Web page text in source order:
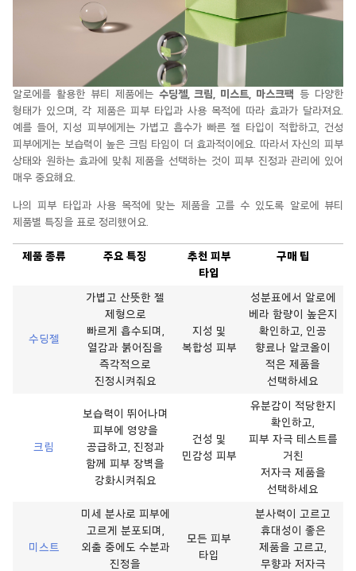
알로에를 활용한 뷰티 제품에는 수딩젤, 크림, 미스트 , 마스크팩 등 다양한
형태가 있으며, 각 제품은 피부 타입과 사용 목적에 따라 효과가 달라져요.
예를 들어, 지성 피부에게는 가볍고 흡수가 빠른 젤 타입이 적합하고, 건성
피부에게는 보습력이
높은 크림 타임이 더 효과적이에요. 따라서 자신의 피부
상태와 원하는 효과에 맞춰 제품을 선택하는 것이 피부 진정과 관리에 있어
매우 중요해요.
나의 피부 타입과 사용 목적에 맞는 제품을 고를 수 있도록 알로에 뷰티
제품별 특징을 표로 정리했어요.
제품 종류 주요 특징
추천 피부
타입
구매 팁
수딩젤
가볍고 산뜻한 젤
제형으로
빠르게 흡수되며,
열감과 붉어짐을
즉각적으로
진정시켜줘요
지성 및
복합성 피부
성분표에서 알로에
베라 함량이 높은지
확인하고, 인공
향료나 알코올이
적은 제품을
선택하세요
크림
보습력이 뛰어나며
피부에 영양을
공급하고, 진정과
함께 피부 장벽을
강화시켜줘요
건성 및
민감성 피부
유분감이 적당한지
확인하고,
피부 자극 테스트를
거친
저자극 제품을
선택하세요
미스트
미세 분사로 피부에
고르게 분포되며,
외출 중에도 수분과
진정을
모든 피부
타입
분사력이 고르고
휴대성이 좋은
제품을 고르고,
무향과 저자극